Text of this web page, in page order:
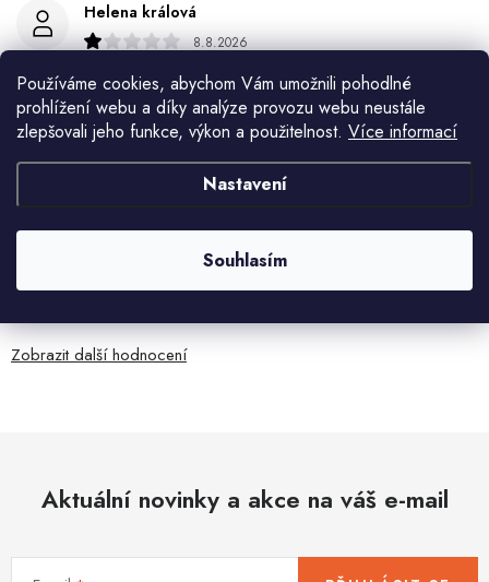
Používáme cookies, abychom Vám umožnili pohodlné
prohlížení webu a díky analýze provozu webu neustále
zlepšovali jeho funkce, výkon a použitelnost. Více informací
Nastavení
Souhlasím
Helena králová
8.8.2026
Objednala jsem si kvetinace a jede n byl praskly dole a
kdyz jsem napsala jak to budem resit tak zadna odpoved
7.8.2026
7.8.2026
Všetko bolo super ale škoda že návod je len v polsky a
Zobrazit další hodnocení
Aktuální novinky a akce na váš e-mail